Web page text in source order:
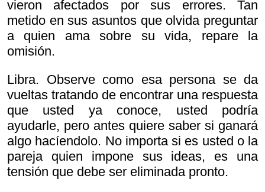
vieron afectados por sus errores. Tan
metido en sus asuntos que olvida preguntar
a quien ama sobre su vida, repare la
omisión.
Libra. Observe como esa persona se da
vueltas tratando de encontrar una respuesta
que usted ya conoce, usted podría
ayudarle, pero antes quiere saber si ganará
algo hacíendolo. No importa si es usted o la
pareja quien impone sus ideas, es una
tensión que debe ser eliminada pronto.